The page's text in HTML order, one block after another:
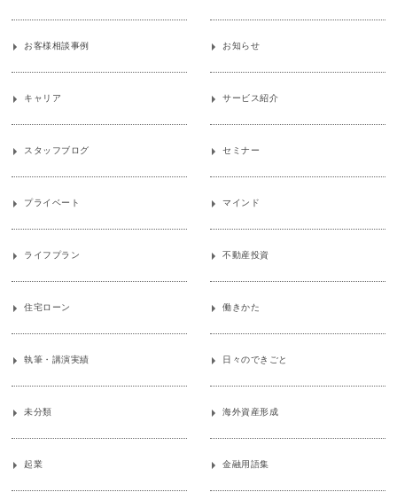
お客様相談事例 お知らせ
キャリア サービス紹介
スタッフブログ セミナー
プライベート マインド
ライフプラン 不動産投資
住宅ローン 働きかた
執筆・講演実績 日々のできごと
未分類 海外資産形成
起業 金融用語集